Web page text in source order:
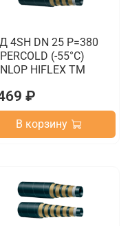
4SH DN 25 P=380
(-55°C)
HIFLEX TM
₽
В корзину